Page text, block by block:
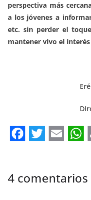
perspectiva más
a los jóvenes a
etc. sin perder el
mantener vivo el
c i a a
4 comentarios